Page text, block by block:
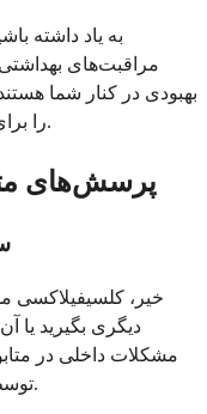
به یاد داشته
مراقبت‌های
بهبودی در کنار شما
را برای بهبودی و حفظ کیفیت زندگی شما می‌دهد.
پرسش‌های
س1: آیا
خیر، کلسيفیلاکسی
دیگری بگیرید یا
مشکلات داخلی در
توسط هیچ عامل عفونی مانند باکتری یا ویروس.